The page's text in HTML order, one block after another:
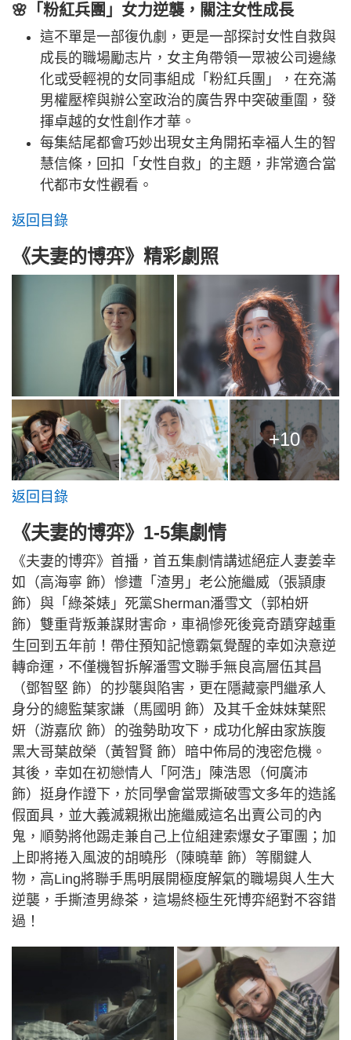
🌸「粉紅兵團」女力逆襲，關注女性成長
這不單是一部復仇劇，更是一部探討女性自救與
成長的職場勵志片，女主角帶領一眾被公司邊緣
化或受輕視的女同事組成「粉紅兵團」，在充滿
男權壓榨與辦公室政治的廣告界中突破重圍，發
揮卓越的女性創作才華。
每集結尾都會巧妙出現女主角開拓幸福人生的智
慧信條，回扣「女性自救」的主題，非常適合當
代都市女性觀看。
返回目錄
《夫妻的博弈》精彩劇照
+10
返回目錄
《夫妻的博弈》1-5集劇情
《夫妻的博弈》首播，首五集劇情講述絕症人妻姜幸
如（高海寧 飾）慘遭「渣男」老公施繼威（張頴康
飾）與「綠茶婊」死黨Sherman潘雪文（郭柏妍
飾）雙重背叛兼謀財害命，車禍慘死後竟奇蹟穿越重
生回到五年前！帶住預知記憶霸氣覺醒的幸如決意逆
轉命運，不僅機智拆解潘雪文聯手無良高層伍其昌
（鄧智堅 飾）的抄襲與陷害，更在隱藏豪門繼承人
身分的總監葉家謙（馬國明 飾）及其千金妹妹葉熙
妍（游嘉欣 飾）的強勢助攻下，成功化解由家族腹
黑大哥葉啟榮（黃智賢 飾）暗中佈局的洩密危機。
其後，幸如在初戀情人「阿浩」陳浩恩（何廣沛
飾）挺身作證下，於同學會當眾撕破雪文多年的造謠
假面具，並大義滅親揪出施繼威這名出賣公司的內
鬼，順勢將他踢走兼自己上位組建索爆女子軍團；加
上即將捲入風波的胡曉彤（陳曉華 飾）等關鍵人
物，高Ling將聯手馬明展開極度解氣的職場與人生大
逆襲，手撕渣男綠茶，這場終極生死博弈絕對不容錯
過！